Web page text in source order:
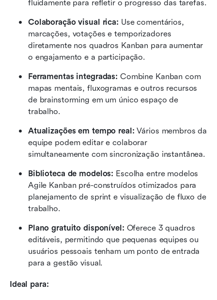
fluidamente para refletir o progresso das tarefas.
Colaboração visual rica: Use comentários,
marcações, votações e temporizadores
diretamente nos quadros Kanban para aumentar
o engajamento e a participação.
Ferramentas integradas: Combine Kanban com
mapas mentais, fluxogramas e outros recursos
de brainstorming em um único espaço de
trabalho.
Atualizações em tempo real: Vários membros da
equipe podem editar e colaborar
simultaneamente com sincronização instantânea.
Biblioteca de modelos: Escolha entre modelos
Agile Kanban pré-construídos otimizados para
planejamento de sprint e visualização de fluxo de
trabalho.
Plano gratuito disponível: Oferece 3 quadros
editáveis, permitindo que pequenas equipes ou
usuários pessoais tenham um ponto de entrada
para a gestão visual.
Ideal para: